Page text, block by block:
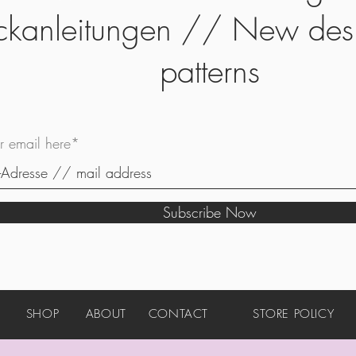
// New
patterns
email here*
Subscribe Now
SHOP ABOUT CONTACT STORE POLICY